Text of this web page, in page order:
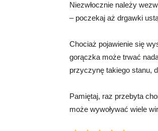
Niezwłocznie należy
– poczekaj aż drgawki
Chociaż pojawienie się
gorączka może trwać
przyczynę takiego stanu,
Pamiętaj, raz przebyta
może wywoływać wiele